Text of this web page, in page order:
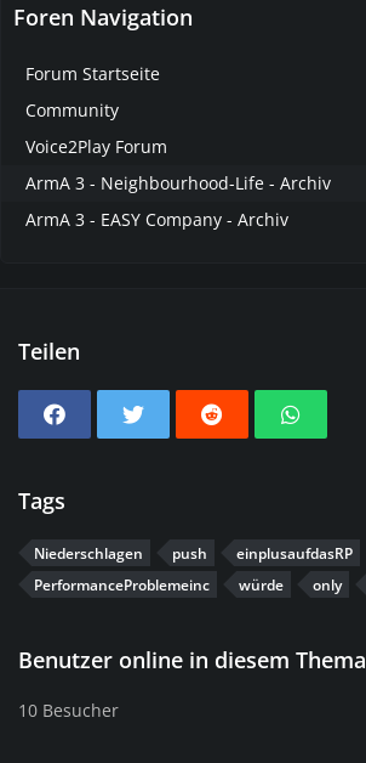
Foren Navigation
Forum Startseite
Community
Voice2Play Forum
ArmA 3 - Neighbourhood-Life - Archiv
ArmA 3 - EASY Company - Archiv
Teilen
Tags
Niederschlagen push einplusaufdasRP
PerformanceProblemeinc
würde only
Benutzer online in diesem Thema
10 Besucher